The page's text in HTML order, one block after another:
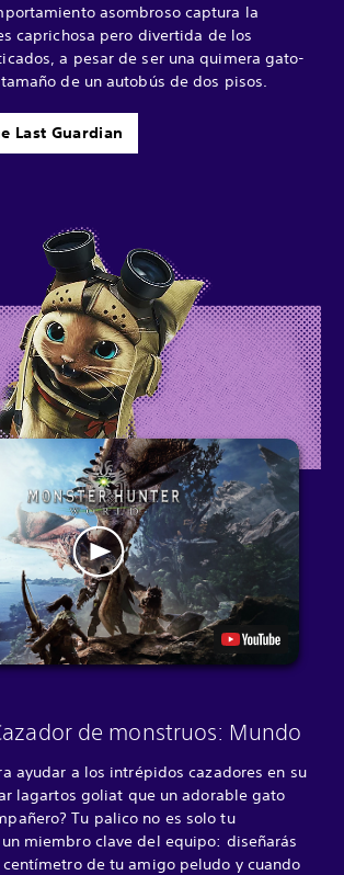
asombroso captura la
caprichosa pero divertida de los
a pesar de ser una quimera gato-
de un autobús de dos pisos.
Last Guardian
de monstruos: Mundo
ayudar a los intrépidos cazadores en su
lagartos goliat que un adorable gato
Tu palico no es solo tu
miembro clave del equipo: diseñarás
de tu amigo peludo y cuando